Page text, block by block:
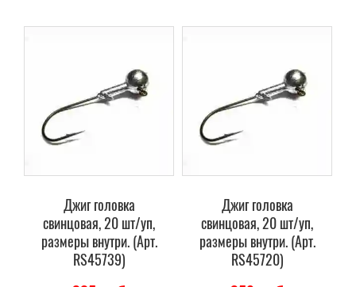
Джиг головка
свинцовая, 20 шт/уп,
размеры внутри. (Арт.
RS45739)
Джиг головка
свинцовая, 20 шт/уп,
размеры внутри. (Арт.
RS45720)